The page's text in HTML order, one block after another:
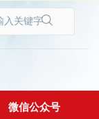
微信公众号上海杨浦“两旧一村”首个旧改项目交房，160户居民收到“最好新年礼物”